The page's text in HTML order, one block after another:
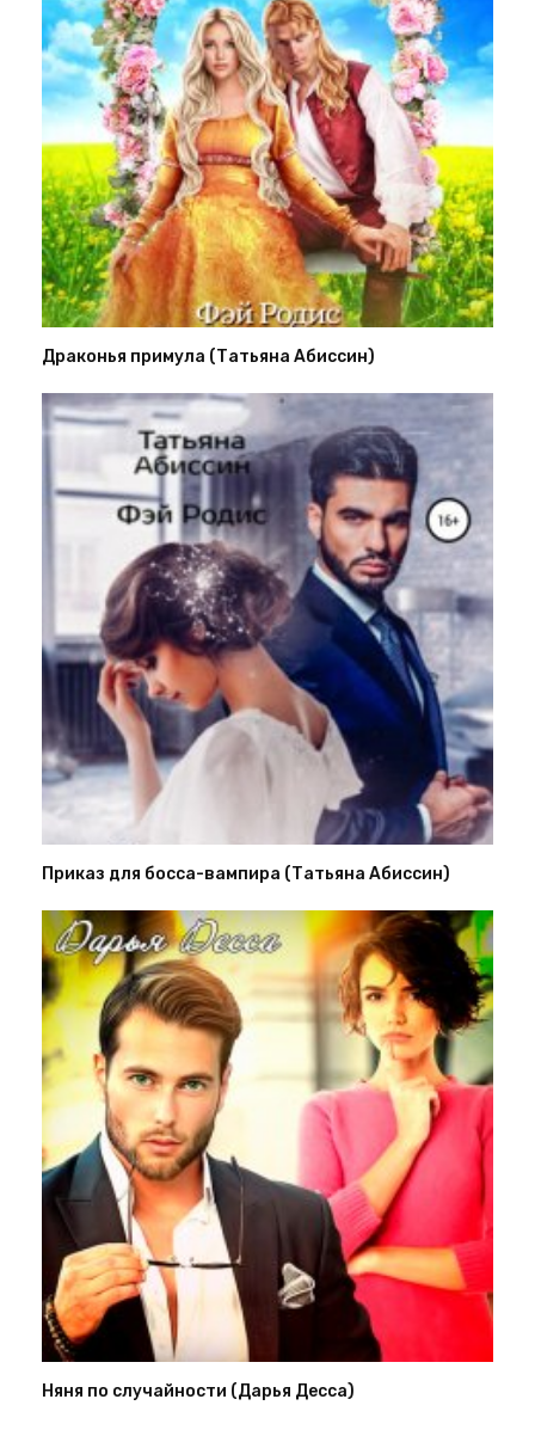
Драконья примула (Татьяна Абиссин)
Приказ для босса-вампира (Татьяна Абиссин)
Няня по случайности (Дарья Десса)